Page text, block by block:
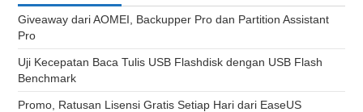
Giveaway dari AOMEI, Backupper Pro dan Partition Assistant
Pro
Uji Kecepatan Baca Tulis USB Flashdisk dengan USB Flash
Benchmark
Promo, Ratusan Lisensi Gratis Setiap Hari dari EaseUS